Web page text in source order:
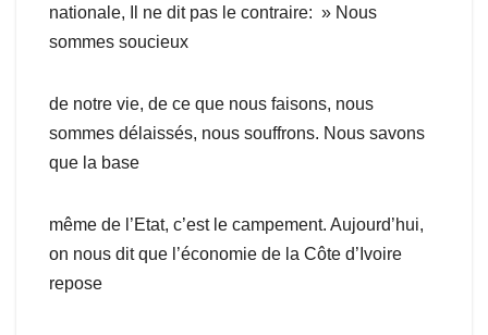
nationale, Il ne dit pas le contraire: » Nous
sommes soucieux
de notre vie, de ce que nous faisons, nous
sommes délaissés, nous souffrons. Nous savons
que la base
même de l’Etat, c’est le campement. Aujourd’hui,
on nous dit que l’économie de la Côte d’Ivoire
repose